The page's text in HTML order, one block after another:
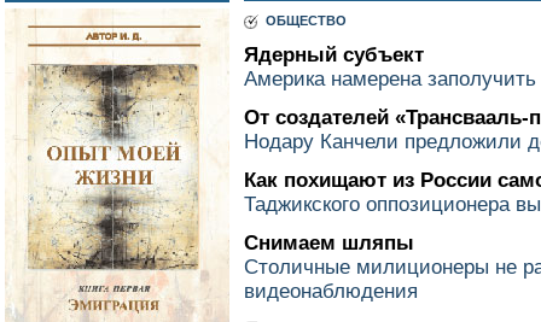
ОБЩЕСТВО
Ядерный субъект
Америка намерена
От создателей «Трансвааль-
Нодару Канчели предложили
Как похищают из России
Таджикского оппозиционера
Снимаем шляпы
Столичные милиционеры не
видеонаблюдения